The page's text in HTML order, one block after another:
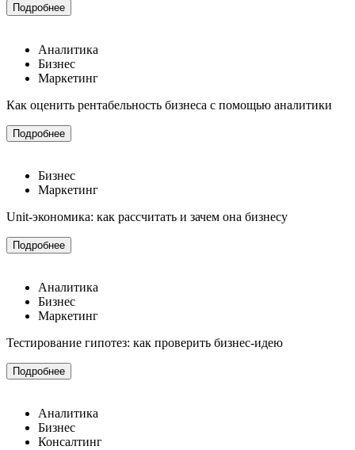
Подробнее
Аналитика
Бизнес
Маркетинг
Как оценить рентабельность бизнеса с помощью аналитики
Подробнее
Бизнес
Маркетинг
Unit-экономика: как рассчитать и зачем она бизнесу
Подробнее
Аналитика
Бизнес
Маркетинг
Тестирование гипотез: как проверить бизнес-идею
Подробнее
Аналитика
Бизнес
Консалтинг